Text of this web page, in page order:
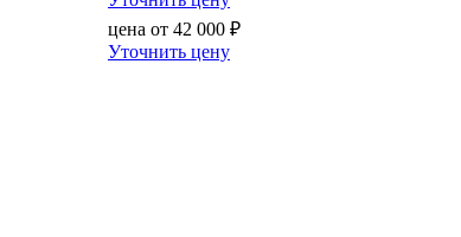
цена от 42 000 ₽
Уточнить цену